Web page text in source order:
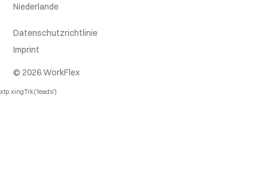
Niederlande
Datenschutzrichtlinie
Imprint
© 2026 WorkFlex
xtp.xingTrk('leads')